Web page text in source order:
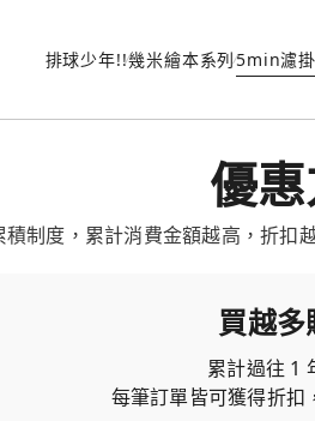
排球少年!!幾米繪本系列5min濾
優
制度，累計消費金額越高，折扣
買越
累計過往 1
每筆訂單皆可獲得折扣